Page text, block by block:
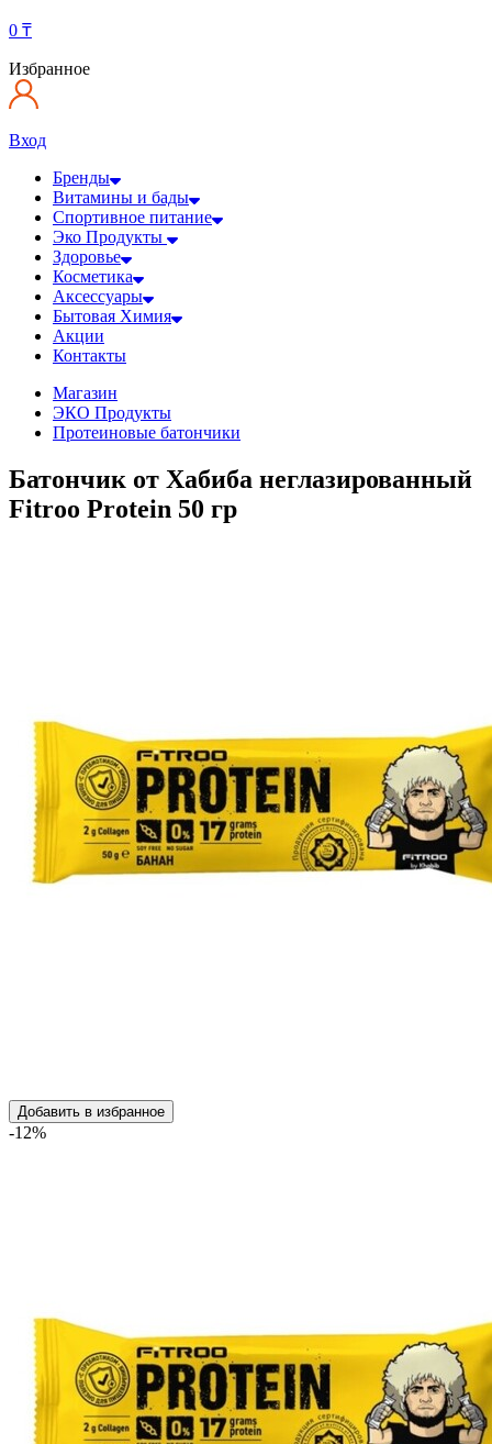
0 ₸
Избранное
Вход
Бренды
Витамины и бады
Спортивное питание
Эко Продукты
Здоровье
Косметика
Аксессуары
Бытовая Химия
Акции
Контакты
Магазин
ЭКО Продукты
Протеиновые батончики
Батончик от Хабиба неглазированный
Fitroo Protein 50 гр
Добавить в избранное
-12%